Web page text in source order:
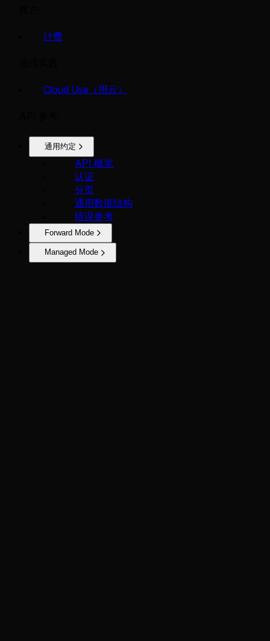
计费
Cloud Use（用云）
通用约定
API 概览
认证
分页
通用数据结构
错误参考
Forward Mode
Managed Mode